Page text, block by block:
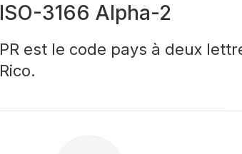
ISO-3166 Alpha-2
PR est le code pays à deux
Rico.